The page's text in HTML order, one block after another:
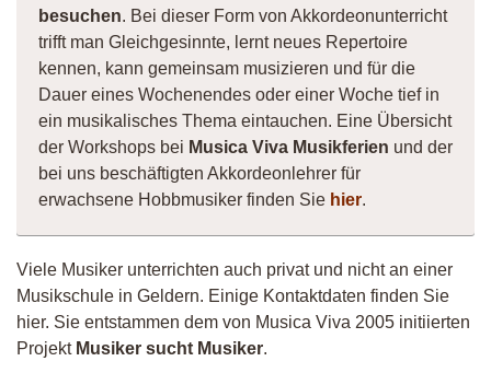
besuchen. Bei dieser Form von Akkordeonunterricht
trifft man Gleichgesinnte, lernt neues Repertoire
kennen, kann gemeinsam musizieren und für die
Dauer eines Wochenendes oder einer Woche tief in
ein musikalisches Thema eintauchen. Eine Übersicht
der Workshops bei Musica Viva Musikferien und der
bei uns beschäftigten Akkordeonlehrer für
erwachsene Hobbmusiker finden Sie hier.
Viele Musiker unterrichten auch privat und nicht an einer
Musikschule in Geldern. Einige Kontaktdaten finden Sie
hier. Sie entstammen dem von Musica Viva 2005 initiierten
Projekt Musiker sucht Musiker.